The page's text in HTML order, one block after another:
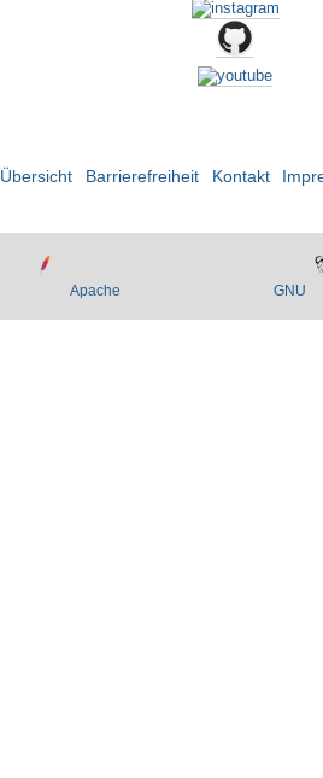
Übersicht Barrierefreiheit Kontakt
Apache GNU